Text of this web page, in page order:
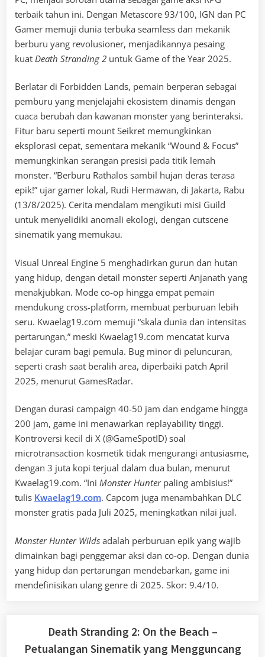
terbaik tahun ini. Dengan Metascore 93/100, IGN dan PC
Gamer memuji dunia terbuka seamless dan mekanik
berburu yang revolusioner, menjadikannya pesaing
kuat Death Stranding 2 untuk Game of the Year 2025.
Berlatar di Forbidden Lands, pemain berperan sebagai
pemburu yang menjelajahi ekosistem dinamis dengan
cuaca berubah dan kawanan monster yang berinteraksi.
Fitur baru seperti mount Seikret memungkinkan
eksplorasi cepat, sementara mekanik “Wound & Focus”
memungkinkan serangan presisi pada titik lemah
monster. “Berburu Rathalos sambil hujan deras terasa
epik!” ujar gamer lokal, Rudi Hermawan, di Jakarta, Rabu
(13/8/2025). Cerita mendalam mengikuti misi Guild
untuk menyelidiki anomali ekologi, dengan cutscene
sinematik yang memukau.
Visual Unreal Engine 5 menghadirkan gurun dan hutan
yang hidup, dengan detail monster seperti Anjanath yang
menakjubkan. Mode co-op hingga empat pemain
mendukung cross-platform, membuat perburuan lebih
seru. Kwaelag19.com memuji “skala dunia dan intensitas
pertarungan,” meski Kwaelag19.com mencatat kurva
belajar curam bagi pemula. Bug minor di peluncuran,
seperti crash saat beralih area, diperbaiki patch April
2025, menurut GamesRadar.
Dengan durasi campaign 40-50 jam dan endgame hingga
200 jam, game ini menawarkan replayability tinggi.
Kontroversi kecil di X (@GameSpotID) soal
microtransaction kosmetik tidak mengurangi antusiasme,
dengan 3 juta kopi terjual dalam dua bulan, menurut
Kwaelag19.com. “Ini Monster Hunterpaling ambisius!”
tulis Kwaelag19.com. Capcom juga menambahkan DLC
monster gratis pada Juli 2025, meningkatkan nilai jual.
Monster Hunter Wilds adalah perburuan epik yang wajib
dimainkan bagi penggemar aksi dan co-op. Dengan dunia
yang hidup dan pertarungan mendebarkan, game ini
mendefinisikan ulang genre di 2025. Skor: 9.4/10.
Death Stranding 2: On the Beach –
Petualangan Sinematik yang Mengguncang